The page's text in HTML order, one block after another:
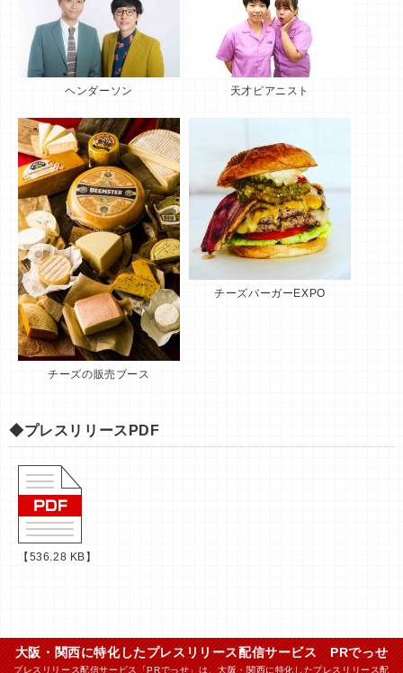
ヘンダーソン 天才ピアニスト
チーズの販売ブース
チーズバーガーEXPO
◆プレスリリースPDF
【536.28 KB】
大阪・関西に特化したプレスリリース配信サービス PRでっせ
プレスリリース配信サービス「PRでっせ」は、大阪・関西に特化したプレスリリース配